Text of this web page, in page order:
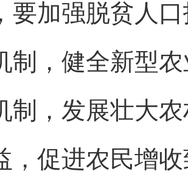
要加强脱贫人
制，健全新型
制，发展壮大
，促进农民增